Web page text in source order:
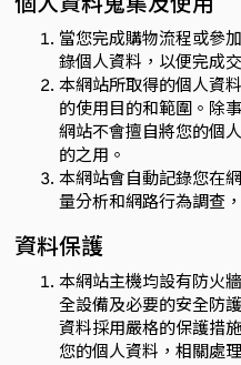
個人資料蒐集及使用
當您完成購物流程或參
錄個人資料，以便完成
本網站所取得的個人資
的使用目的和範圍。除
網站不會擅自將您的個
的之用。
本網站會自動記錄您在
量分析和網路行為調查
資料保護
本網站主機均設有防火
全設備及必要的安全防
資料採用嚴格的保護措
您的個人資料，相關處